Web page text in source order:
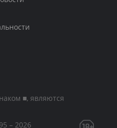
■, являются
– 2026